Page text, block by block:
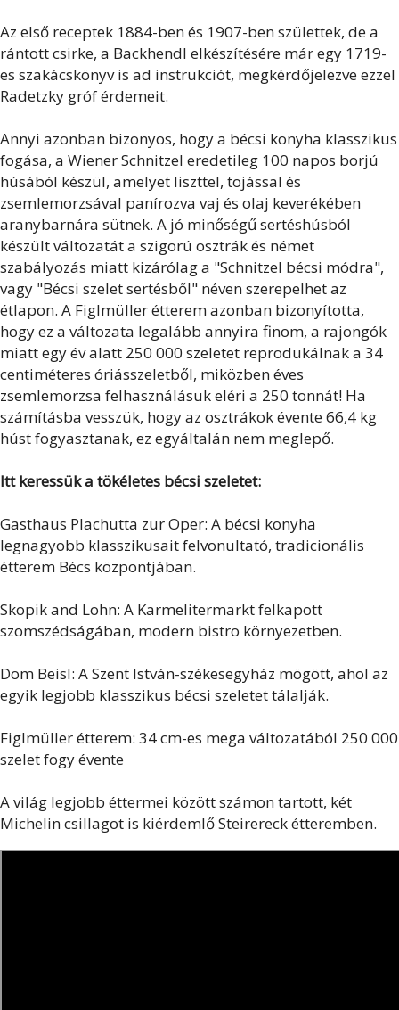
Az első receptek 1884-ben és 1907-ben születtek, de a
rántott csirke, a Backhendl elkészítésére már egy 1719-
es szakácskönyv is ad instrukciót, megkérdőjelezve ezzel
Radetzky gróf érdemeit.
Annyi azonban bizonyos, hogy a bécsi konyha klasszikus
fogása, a Wiener Schnitzel eredetileg 100 napos borjú
húsából készül, amelyet liszttel, tojással és
zsemlemorzsával panírozva vaj és olaj keverékében
aranybarnára sütnek. A jó minőségű sertéshúsból
készült változatát a szigorú osztrák és német
szabályozás miatt kizárólag a "Schnitzel bécsi módra",
vagy "Bécsi szelet sertésből" néven szerepelhet az
étlapon. A Figlmüller étterem azonban bizonyította,
hogy ez a változata legalább annyira finom, a rajongók
miatt egy év alatt 250 000 szeletet reprodukálnak a 34
centiméteres óriásszeletből, miközben éves
zsemlemorzsa felhasználásuk eléri a 250 tonnát! Ha
számításba vesszük, hogy az osztrákok évente 66,4 kg
húst fogyasztanak, ez egyáltalán nem meglepő.
Itt keressük a tökéletes bécsi szeletet:
Gasthaus Plachutta zur Oper: A bécsi konyha
legnagyobb klasszikusait felvonultató, tradicionális
étterem Bécs központjában.
Skopik and Lohn: A Karmelitermarkt felkapott
szomszédságában, modern bistro környezetben.
Dom Beisl: A Szent István-székesegyház mögött, ahol az
egyik legjobb klasszikus bécsi szeletet tálalják.
Figlmüller étterem: 34 cm-es mega változatából 250 000
szelet fogy évente
A világ legjobb éttermei között számon tartott, két
Michelin csillagot is kiérdemlő Steirereck étteremben.